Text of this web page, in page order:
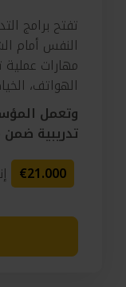
تفتح برامج
النفس أمام
مهارات
الهواتف،
تدريبية
€21.000